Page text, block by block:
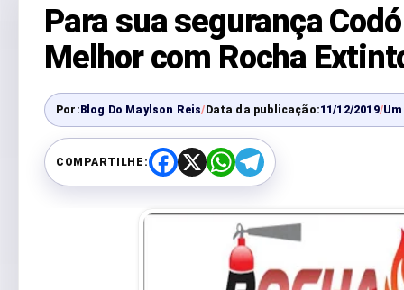
Para sua segurança
Melhor com Rocha
Por:Blog Do Maylson Reis/Data da publicação:11/12/2019/
COMPARTILHE:
F
a
e
X
W
h
t
p
p
T
e
e
g
r
a
m